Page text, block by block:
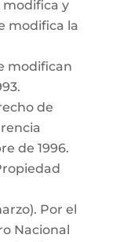
modifica y
modifica la
modifican
de
de 1996.
Por el
Nacional